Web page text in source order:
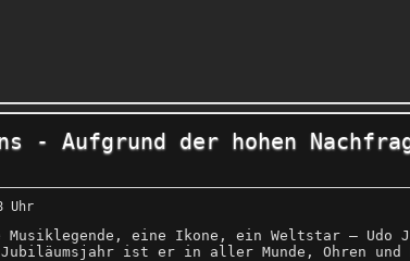
- Aufgrund der hohen
Uhr
eine Ikone, ein Weltstar – Udo
Jubiläumsjahr ist er in aller Munde, Ohren und